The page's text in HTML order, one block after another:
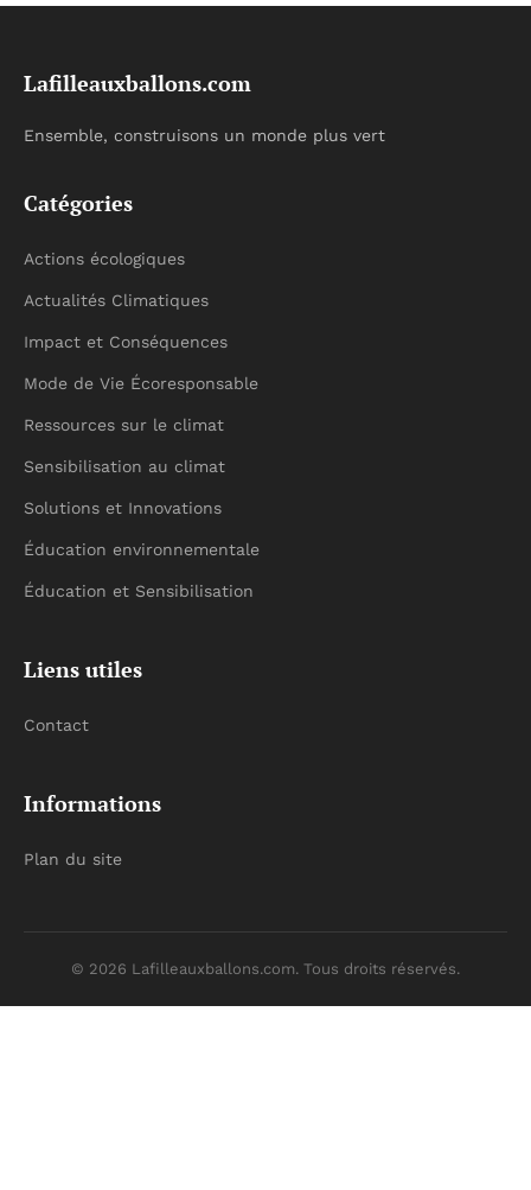
Lafilleauxballons.com
Ensemble, construisons un monde plus vert
Catégories
Actions écologiques
Actualités Climatiques
Impact et Conséquences
Mode de Vie Écoresponsable
Ressources sur le climat
Sensibilisation au climat
Solutions et Innovations
Éducation environnementale
Éducation et Sensibilisation
Liens utiles
Contact
Informations
Plan du site
© 2026 Lafilleauxballons.com. Tous droits réservés.